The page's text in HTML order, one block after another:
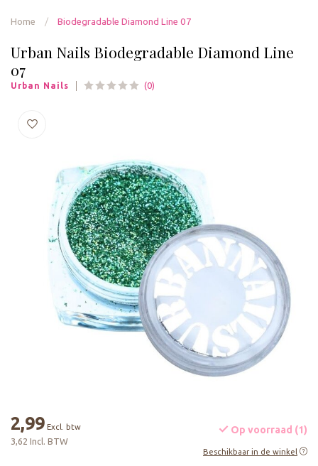
Home / Biodegradable Diamond Line 07
Urban Nails Biodegradable Diamond Line
07
Urban Nails (0)
2,99 Excl. btw
3,62 Incl. BTW
Op voorraad (1)
Beschikbaar in de winkel